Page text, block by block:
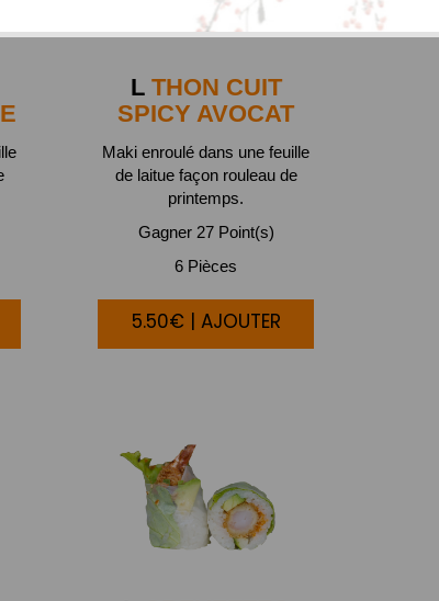
LTHON CUIT
SPICY AVOCAT
Maki enroulé dans une feuille
de laitue façon rouleau de
printemps.
Gagner 27 Point(s)
6 Pièces
5.50€ | AJOUTER